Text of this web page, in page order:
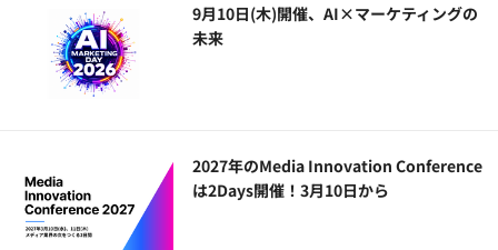
9月10日(木)開催、AI×マーケティングの
未来
2027年のMedia Innovation Conference
は2Days開催！3月10日から